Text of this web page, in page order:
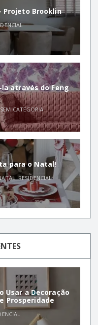
Projeto Brooklin
através do Feng
SEM CATEGORIA
para o Natal!
,RESIDENCIAL
Usar a Decoração
Prosperidade